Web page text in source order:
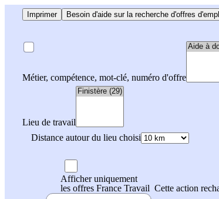
Imprimer Besoin d'aide sur la recherche d'offres
Métier, compétence, mot-clé, numéro d'offre
Lieu de travail
Distance autour du lieu choisi
Afficher uniquement
les offres France Travail Cette action